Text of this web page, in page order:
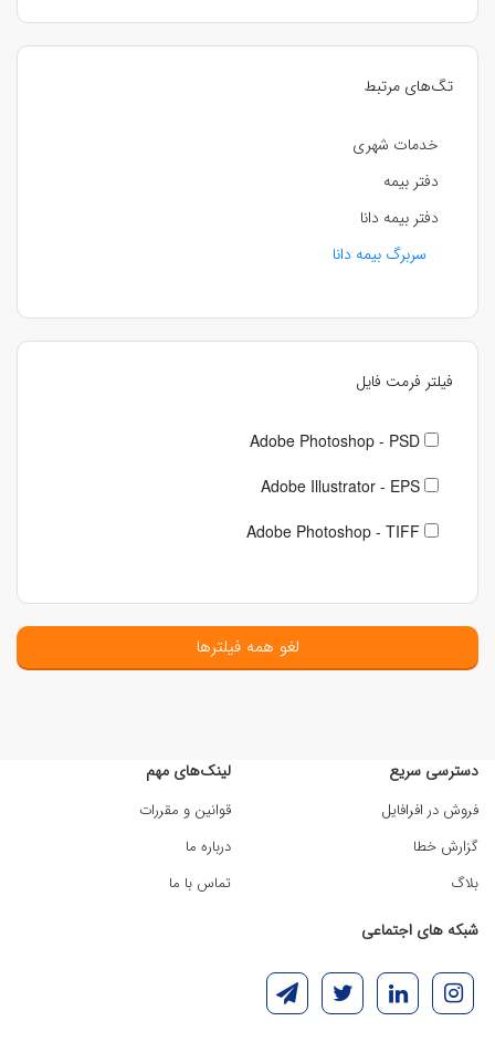
تگ‌های مرتبط
خدمات شهری
دفتر بیمه
دفتر بیمه دانا
سربرگ بیمه دانا
فیلتر فرمت فایل
Adobe Photoshop - PSD
Adobe Illustrator - EPS
Adobe Photoshop - TIFF
لغو همه فیلترها
دسترسی سریع
فروش در افرافایل
گزارش خطا
بلاگ
لینک‌های مهم
قوانین و مقررات
درباره ما
تماس با ما
شبکه های اجتماعی